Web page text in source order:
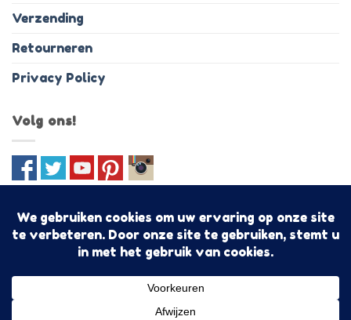
Verzending
Retourneren
Privacy Policy
Volg ons!
Shoptegoed!
MasterCard
Algemene voorwaarden
Copyright 2026 ©